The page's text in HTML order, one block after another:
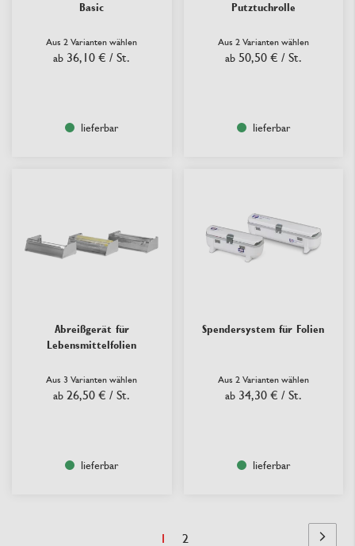
Basic
Aus 2 Varianten wählen
ab 36,10 € / St.
lieferbar
Putztuchrolle
Aus 2 Varianten wählen
ab 50,50 € / St.
lieferbar
Abreißgerät für
Lebensmittelfolien
Aus 3 Varianten wählen
ab 26,50 € / St.
lieferbar
Spendersystem für Folien
Aus 2 Varianten wählen
ab 34,30 € / St.
lieferbar
Sie
1 Seite
2